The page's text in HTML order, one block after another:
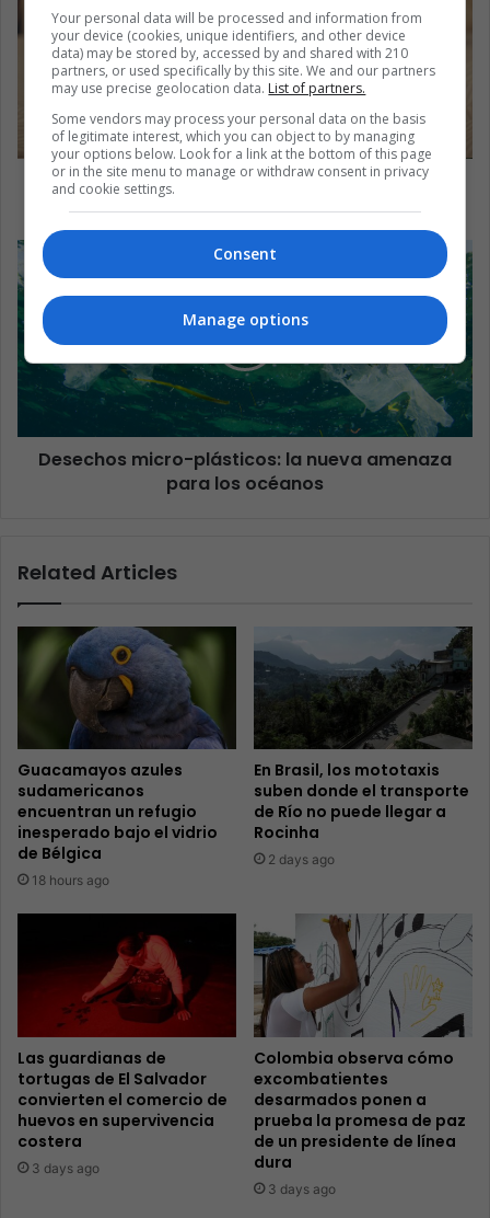
Ansiedad y depresión: un cóctel peligroso en
Desechos micro-plásticos: la nueva amenaza
para los océanos
Related Articles
Guacamayos azules
sudamericanos
encuentran un refugio
inesperado bajo el vidrio
de Bélgica
18 hours ago
En Brasil, los mototaxis
suben donde el transporte
de Río no puede llegar a
Rocinha
2 days ago
Las guardianas de
tortugas de El Salvador
convierten el comercio de
huevos en supervivencia
costera
3 days ago
Colombia observa cómo
excombatientes
desarmados ponen a
prueba la promesa de paz
de un presidente de línea
dura
3 days ago
Your personal data will be processed and information from
your device (cookies, unique identifiers, and other device
data) may be stored by, accessed by and shared with 210
partners, or used specifically by this site. We and our partners
may use precise geolocation data. List of partners.
Some vendors may process your personal data on the basis
of legitimate interest, which you can object to by managing
your options below. Look for a link at the bottom of this page
or in the site menu to manage or withdraw consent in privacy
and cookie settings.
Consent
Manage options